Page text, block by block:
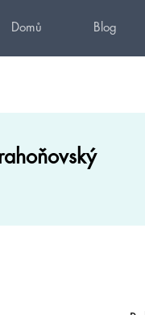
Domů Blog